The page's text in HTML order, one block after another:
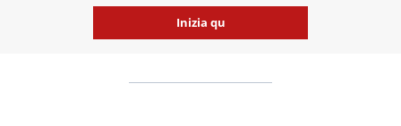
Inizia qu